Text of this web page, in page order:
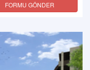
FORMU GÖNDER